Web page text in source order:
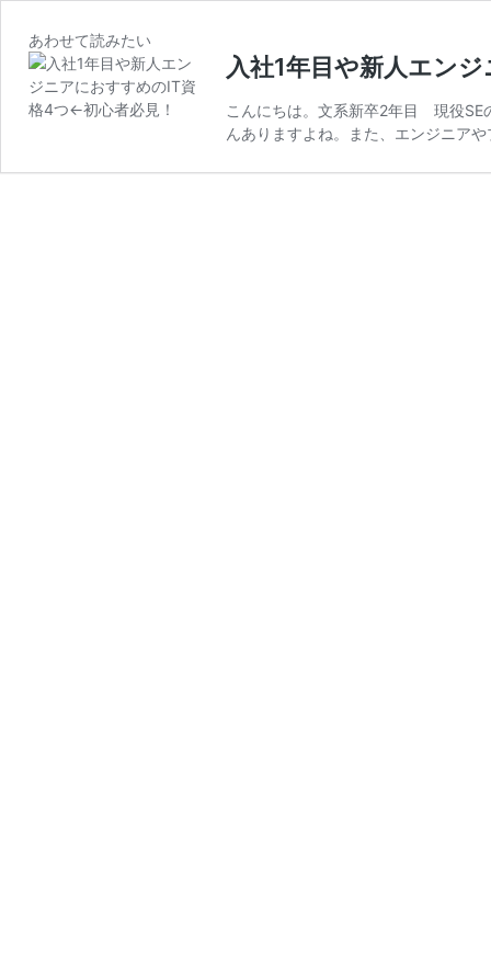
あわせて読みたい
入社1年目や新人エン
こんにちは。文系新卒2年目 現役SE
んありますよね。また、エンジニア